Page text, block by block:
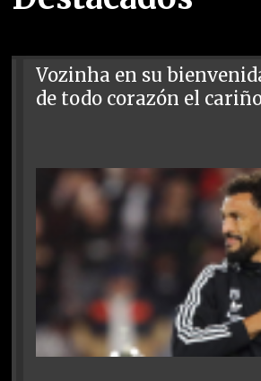
Vozinha en su
de todo corazón el